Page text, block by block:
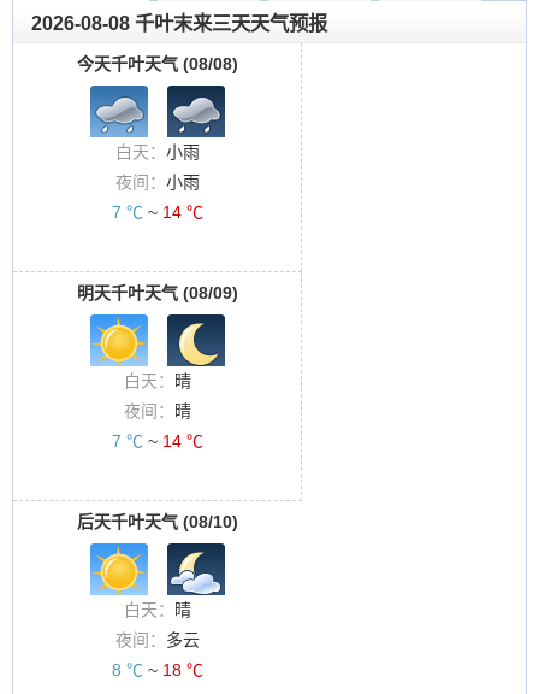
2026-08-08 千叶末来三天天气预报
今天千叶天气 (08/08)
白天： 小雨
夜间： 小雨
7 ℃ ~ 14 ℃
明天千叶天气 (08/09)
白天：
晴
夜间：
晴
7 ℃ ~ 14 ℃
后天千叶天气 (08/10)
白天：
晴
夜间： 多云
8 ℃ ~ 18 ℃